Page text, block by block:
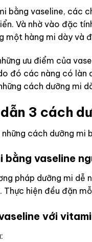
bằng vaseline, các
Và nhờ vào đặc
một hàng mi dày và
ưu điểm của
đó các nàng có làn
cách dưỡng mi
3 cách
những cách dưỡng mi
bằng vaseline
pháp dưỡng mi dễ
Thực hiện đều đặn
với